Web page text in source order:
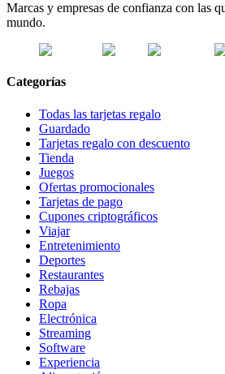
Marcas y empresas de confianza con las
mundo.
Categorías
Todas las tarjetas regalo
Guardado
Tarjetas regalo con descuento
Tienda
Juegos
Ofertas promocionales
Tarjetas de pago
Cupones criptográficos
Viajar
Entretenimiento
Deportes
Restaurantes
Rebajas
Ropa
Electrónica
Streaming
Software
Experiencia